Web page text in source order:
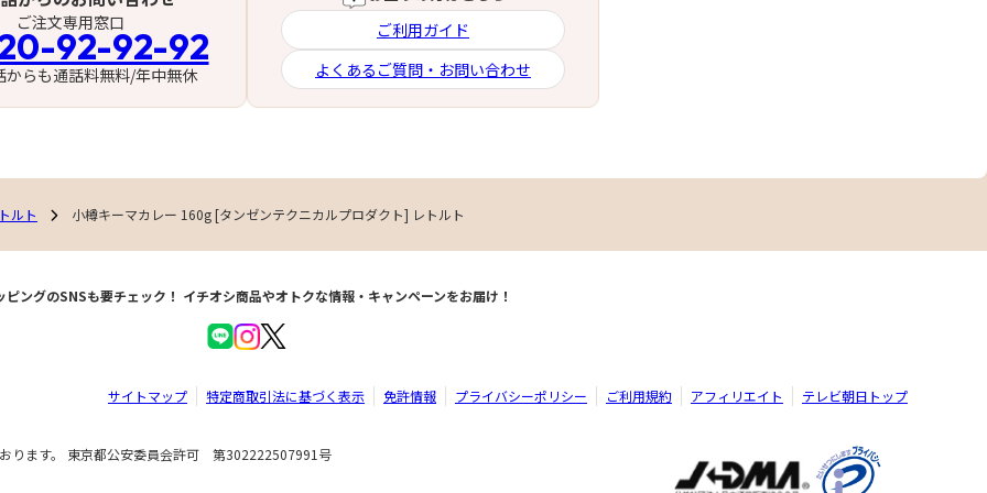
ご注文専用窓口
92-92-92
からも通話料無料/年中無休
ご利用ガイド
よくあるご質問・お問い合わせ
ルト 小樽キーマカレー 160g [タンゼンテクニカルプロダクト] レトルト
ピングのSNSも要チェック！ イチオシ商品やオトクな情報・キャンペーンをお届け！
サイトマップ 特定商取引法に基づく表示 免許情報 プライバシーポリシー ご利用規約 アフィリエイト テレビ朝日トップ
ります。 東京都公安委員会許可 第302222507991号